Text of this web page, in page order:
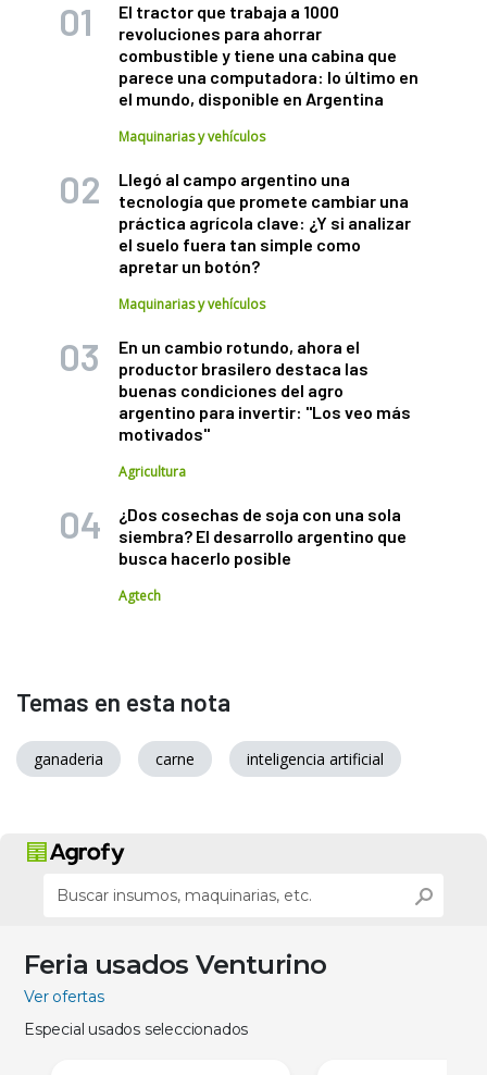
El tractor que trabaja a 1000
revoluciones para ahorrar
combustible y tiene una cabina que
parece una computadora: lo último en
el mundo, disponible en Argentina
Maquinarias y vehículos
Llegó al campo argentino una
tecnología que promete cambiar una
práctica agrícola clave: ¿Y si analizar
el suelo fuera tan simple como
apretar un botón?
Maquinarias y vehículos
En un cambio rotundo, ahora el
productor brasilero destaca las
buenas condiciones del agro
argentino para invertir: "Los veo más
motivados"
Agricultura
¿Dos cosechas de soja con una sola
siembra? El desarrollo argentino que
busca hacerlo posible
Agtech
Temas en esta nota
ganaderia carne inteligencia artificial
Feria usados Venturino
Ver ofertas
Especial usados seleccionados